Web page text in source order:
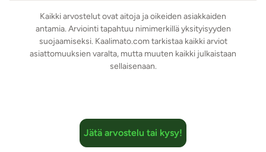
Kaikki arvostelut ovat aitoja ja oikeiden asiakkaiden
antamia. Arviointi tapahtuu nimimerkillä yksityisyyden
suojaamiseksi. Kaalimato.com tarkistaa kaikki arviot
asiattomuuksien varalta, mutta muuten kaikki julkaistaan
sellaisenaan.
Jätä arvostelu tai kysy!